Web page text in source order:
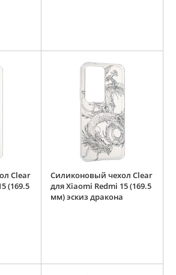
Clear
(169.5
Силиконовый чехол Clear
для Xiaomi Redmi 15 (169.5
мм) эскиз дракона